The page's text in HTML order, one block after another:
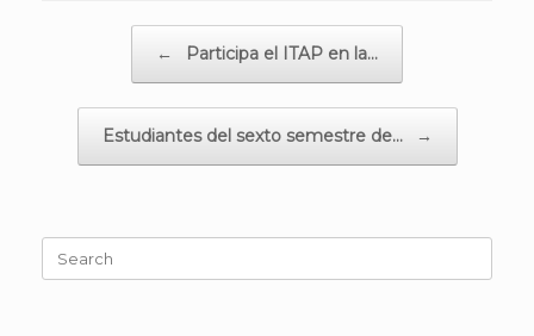
← Participa el ITAP en la…
Estudiantes del sexto semestre de… →
for: